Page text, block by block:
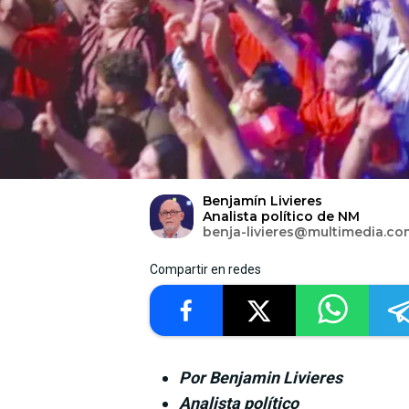
Benjamín Livieres
Analista político de NM
benja-
Compartir en redes
Por Benjamin Livieres
Analista político